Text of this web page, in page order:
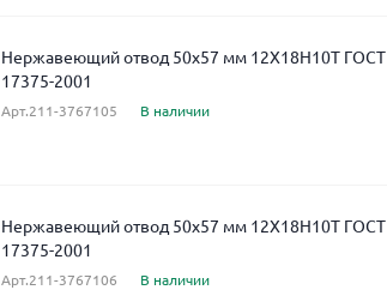
Нержавеющий отвод 50x57 мм 12Х18Н10Т ГОСТ
17375-2001
Арт.211-3767105 В наличии
Нержавеющий отвод 50x57 мм 12Х18Н10Т ГОСТ
17375-2001
Арт.211-3767106 В наличии